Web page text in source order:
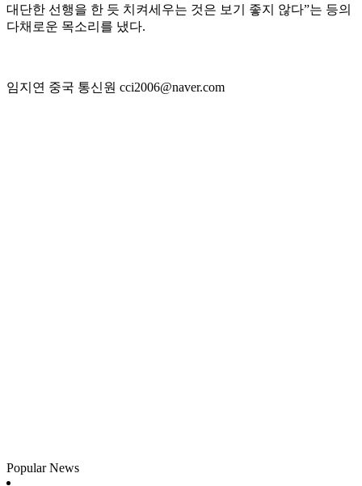
대단한 선행을 한 듯 치켜세우는 것은 보기 좋지 않다”는 등의
다채로운 목소리를 냈다.
임지연 중국 통신원 cci2006@naver.com
Popular News